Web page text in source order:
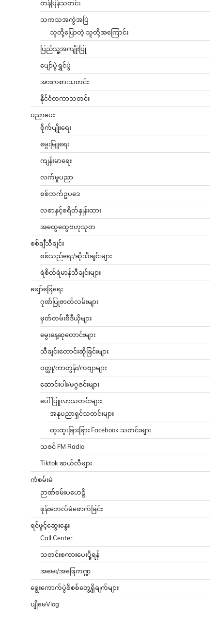
တန်ပြန်သတင်း
သကသအကွဲအပြဲ
သူတို့ပြောတဲ့ သူတို့အကြောင်း
ပြည်သူ့အကျိုးပြု
ပျော်ပွဲရွှင်ပွဲ
အားကစားသတင်း
နိုင်ငံတကာသတင်း
ပညာပေး
စိုက်ပျိုးရေး
မွေးမြူရေး
ကျန်းမာရေး
လက်မှုပညာ
စစ်ဘက်ဥပဒေ
လစာနှင့်စရိတ်နှုန်းထား
အထွေထွေဗဟုသုတ
စစ်ချီသီချင်း
စစ်သည်ရေး/ဆိုသီချင်းများ
ရဲစိတ်ရဲမာန်သီချင်းများ
ဖျော်ဖြေရေး
ဂုဏ်ပြုဇာတ်လမ်းများ
မှတ်တမ်းဗီဒီယိုများ
မွေးနေ့ဆုတောင်းများ
သီချင်းတောင်းဆိုခြင်းများ
ဝတ္ထု/ကာတွန်း/ကဗျာများ
ဆောင်းပါး/မဂ္ဂဇင်းများ
ပေါ်ပြူလာသတင်းများ
အနုပညာရှင်သတင်းများ
ထူးထူးခြားခြား Facebook သတင်းများ
သဇင် FM Radio
Tiktok ဆယ်လီများ
ကံစမ်းမဲ
ဉာဏ်စမ်းပဟေဠိ
ဖုန်းဘေလ်မဲဖောက်ခြင်း
ရင်ဖွင့်ဆွေးနွေး
Call Center
သတင်းစကားပေးပို့ရန်
အမေး/အဖြေကဏ္ဍ
ရွေးကောက်ပွဲစိစစ်တွေ့ရှိချက်များ
ပျိုမေVlog